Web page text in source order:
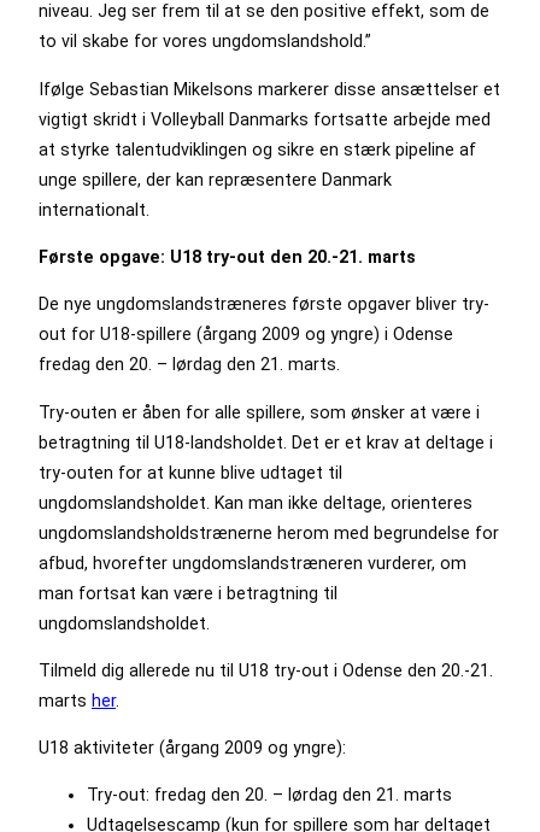
niveau. Jeg ser frem til at se den positive effekt, som de
to vil skabe for vores ungdomslandshold.”
Ifølge Sebastian Mikelsons markerer disse ansættelser et
vigtigt skridt i Volleyball Danmarks fortsatte arbejde med
at styrke talentudviklingen og sikre en stærk pipeline af
unge spillere, der kan repræsentere Danmark
internationalt.
Første opgave: U18 try-out den 20.-21. marts
De nye ungdomslandstræneres første opgaver bliver try-
out for U18-spillere (årgang 2009 og yngre) i Odense
fredag den 20. – lørdag den 21. marts.
Try-outen er åben for alle spillere, som ønsker at være i
betragtning til U18-landsholdet. Det er et krav at deltage i
try-outen for at kunne blive udtaget til
ungdomslandsholdet. Kan man ikke deltage, orienteres
ungdomslandsholdstrænerne herom med begrundelse for
afbud, hvorefter ungdomslandstræneren vurderer, om
man fortsat kan være i betragtning til
ungdomslandsholdet.
Tilmeld dig allerede nu til U18 try-out i Odense den 20.-21.
marts her.
U18 aktiviteter (årgang 2009 og yngre):
Try-out: fredag den 20. – lørdag den 21. marts
Udtagelsescamp (kun for spillere som har deltaget